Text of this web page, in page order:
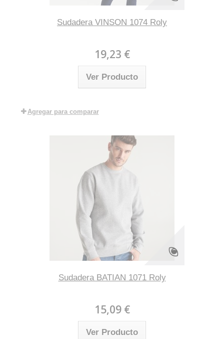
Sudadera VINSON 1074 Roly
19,23 €
Ver Producto
Agregar para comparar
Sudadera BATIAN 1071 Roly
15,09 €
Ver Producto